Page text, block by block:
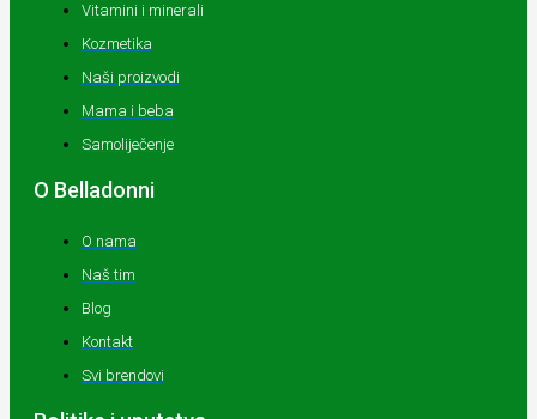
Vitamini i minerali
Kozmetika
Naši proizvodi
Mama i beba
Samoliječenje
O Belladonni
O nama
Naš tim
Blog
Kontakt
Svi brendovi